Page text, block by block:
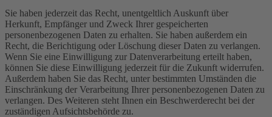
Sie haben jederzeit das Recht, unentgeltlich Auskunft über
Herkunft, Empfänger und Zweck Ihrer gespeicherten
personenbezogenen Daten zu erhalten. Sie haben außerdem ein
Recht, die Berichtigung oder Löschung dieser Daten zu verlangen.
Wenn Sie eine Einwilligung zur Datenverarbeitung erteilt haben,
können Sie diese Einwilligung jederzeit für die Zukunft widerrufen.
Außerdem haben Sie das Recht, unter bestimmten Umständen die
Einschränkung der Verarbeitung Ihrer personenbezogenen Daten zu
verlangen. Des Weiteren steht Ihnen ein Beschwerderecht bei der
zuständigen Aufsichtsbehörde zu.